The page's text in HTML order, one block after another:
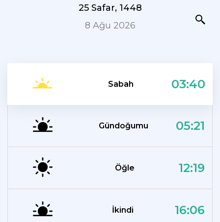
25 Safar, 1448
8 Ağu 2026
Sabah 03:40
Gündoğumu 05:21
Öğle 12:19
İkindi 16:06